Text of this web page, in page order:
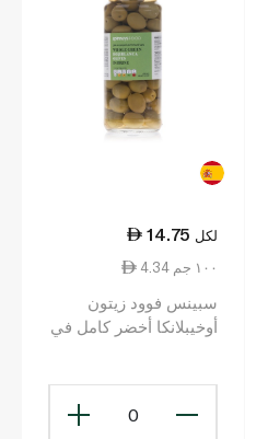
14.75 لكل
4.34 ١٠٠ جم
سبينس فوود زيتون
أوخيبلانكا أخضر كامل في
0